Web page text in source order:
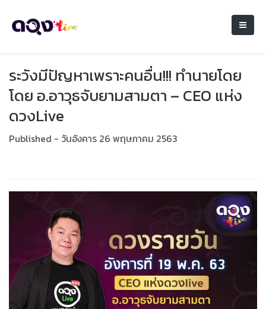
ระวังมีปัญหาเพราะคนอื่น!!! ทำนายโดย
โดย อ.อาวุธจับยามสามตา – CEO แห่ง
ดวงLive
Published - วันอังคาร 26 พฤษภาคม 2563